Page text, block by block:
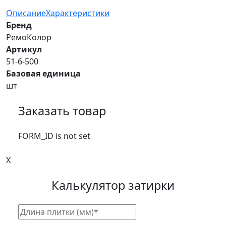
ОписаниеХарактеристики
Бренд
РемоКолор
Артикул
51-6-500
Базовая единица
шт
Заказать товар
FORM_ID is not set
X
Калькулятор затирки